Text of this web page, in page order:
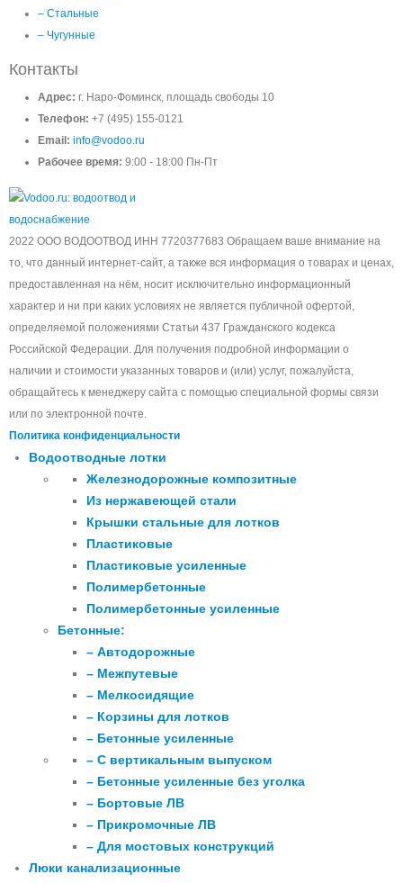
– Стальные
– Чугунные
Контакты
Адрес: г. Наро-Фоминск, площадь свободы 10
Телефон: +7 (495) 155-0121
Email: info@vodoo.ru
Рабочее время: 9:00 - 18:00 Пн-Пт
2022 ООО ВОДООТВОД ИНН 7720377683 Обращаем ваше внимание на
то, что данный интернет-сайт, а также вся информация о товарах и ценах,
предоставленная на нём, носит исключительно информационный
характер и ни при каких условиях не является публичной офертой,
определяемой положениями Статьи 437 Гражданского кодекса
Российской Федерации. Для получения подробной информации о
наличии и стоимости указанных товаров и (или) услуг, пожалуйста,
обращайтесь к менеджеру сайта с помощью специальной формы связи
или по электронной почте.
Политика конфиденциальности
Водоотводные лотки
Железнодорожные композитные
Из нержавеющей стали
Крышки стальные для лотков
Пластиковые
Пластиковые усиленные
Полимербетонные
Полимербетонные усиленные
Бетонные:
– Автодорожные
– Межпутевые
– Мелкосидящие
– Корзины для лотков
– Бетонные усиленные
– С вертикальным выпуском
– Бетонные усиленные без уголка
– Бортовые ЛВ
– Прикромочные ЛВ
– Для мостовых конструкций
Люки канализационные